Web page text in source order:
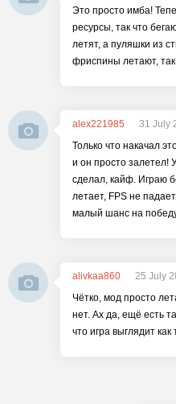
Это просто имба!
ресурсы, так что
летят, а пуляшки из
фриспины летают,
alex221985
31 July
Только что накачал
и он просто залетел!
сделал, кайф. Играю
летает, FPS не
малый шанс на
alivkaa860
25 July
Чётко, мод просто
нет. Ах да, ещё есть
что игра выглядит